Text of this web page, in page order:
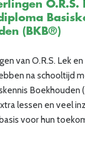
O.R.S.
(BKB®)
van O.R.S. Lek en
na schooltijd
Boekhouden
lessen en veel
voor hun